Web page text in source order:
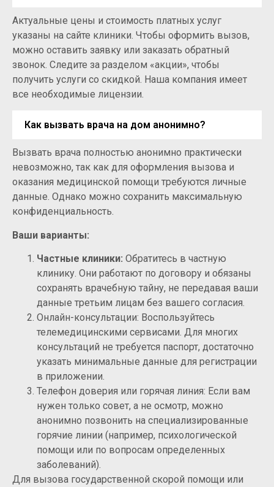
Актуальные цены и стоимость платных услуг
указаны на сайте клиники. Чтобы оформить вызов,
можно оставить заявку или заказать обратный
звонок. Следите за разделом «акции», чтобы
получить услуги со скидкой. Наша компания имеет
все необходимые лицензии.
Как вызвать врача на дом анонимно?
Вызвать врача полностью анонимно практически
невозможно, так как для оформления вызова и
оказания медицинской помощи требуются личные
данные. Однако можно сохранить максимальную
конфиденциальность.
Ваши варианты:
Частные клиники: Обратитесь в частную
клинику. Они работают по договору и обязаны
сохранять врачебную тайну, не передавая ваши
данные третьим лицам без вашего согласия.
Онлайн-консультации: Воспользуйтесь
телемедицинскими сервисами. Для многих
консультаций не требуется паспорт, достаточно
указать минимальные данные для регистрации
в приложении.
Телефон доверия или горячая линия: Если вам
нужен только совет, а не осмотр, можно
анонимно позвонить на специализированные
горячие линии (например, психологической
помощи или по вопросам определенных
заболеваний).
Для вызова государственной скорой помощи или